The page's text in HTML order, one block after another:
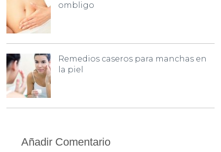
ombligo
Remedios caseros para manchas en
la piel
Añadir Comentario